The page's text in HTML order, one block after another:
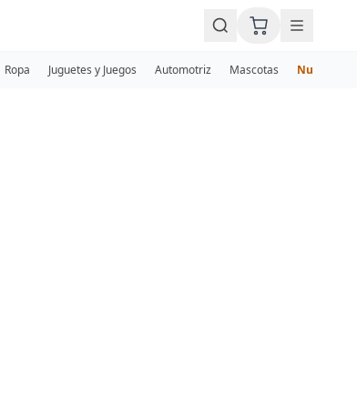
Ropa Juguetes y Juegos Automotriz Mascotas Nuevos